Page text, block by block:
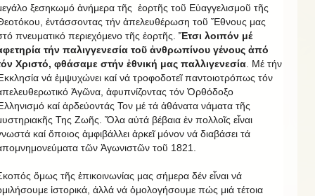
ξεσηκωμό ἀνήμερα τῆς ἑορτῆς τοῦ Εὐαγγελισμοῦ τῆς
ἐντάσσοντας τήν ἀπελευθέρωση τοῦ Ἔθνους μας
πνευματικό περιεχόμενο τῆς ἑορτῆς. Ἔτσι λοιπόν μέ
τήν παλιγγενεσία τοῦ ἀνθρωπίνου γένους ἀπό
Χριστό, φθάσαμε στήν ἐθνική μας παλλιγενεσία . Μέ τήν
νά ἐμψυχώνει καί νά τροφοδοτεῖ παντοιοτρόπως τόν
Ἀγῶνα, ἀφυπνίζοντας τόν Ὀρθόδοξο
καί ἀρδεύοντάς Τον μέ τά ἀθάνατα νάματα τῆς
Της Ζωῆς. Ὅλα αὐτά βέβαια ἐν πολλοῖς εἶναι
καί ὅποιος ἀμφιβάλλει ἀρκεῖ μόνον νά διαβάσει τά
τῶν Ἀγωνιστῶν τοῦ 1821.
ὅμως τῆς ἐπικοινωνίας μας σήμερα δέν εἶναι νά
ἱστορικά, ἀλλά νά ὁμολογήσουμε πώς μιά τέτοια